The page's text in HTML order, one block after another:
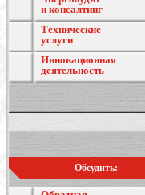
и консалтинг
Технические
услуги
Инновационная
деятельность
Обсудить: